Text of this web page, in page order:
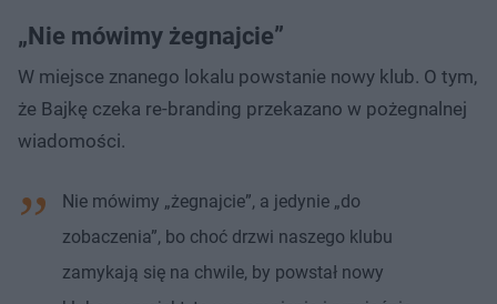
„Nie mówimy żegnajcie”
W miejsce znanego lokalu powstanie nowy klub. O tym,
że Bajkę czeka re-branding przekazano w pożegnalnej
wiadomości.
Nie mówimy „żegnajcie”, a jedynie „do
zobaczenia”, bo choć drzwi naszego klubu
zamykają się na chwile, by powstał nowy